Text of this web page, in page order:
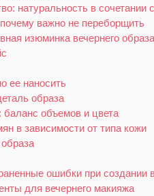
натуральность в сочетании
важно не переборщить
изюминка вечернего образа
ее наносить
образа
баланс объемов и цвета
в зависимости от типа кожи
ошибки при создании
для вечернего макияжа